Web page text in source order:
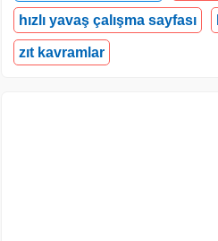
hızlı yavaş çalışma sayfası
zıt kavramlar